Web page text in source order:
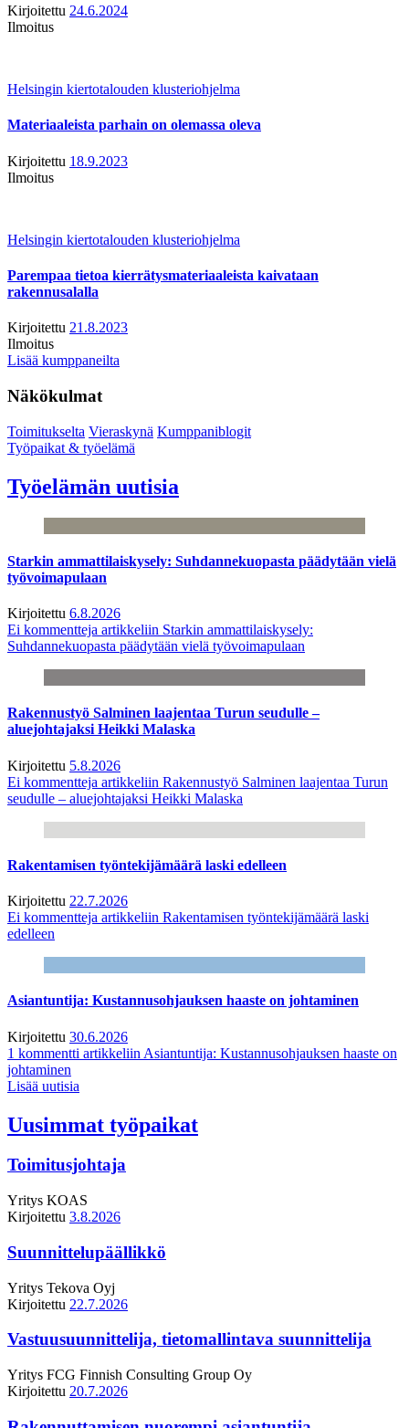
Kirjoitettu 24.6.2024
Ilmoitus
Helsingin kiertotalouden klusteriohjelma
Materiaaleista parhain on olemassa oleva
Kirjoitettu 18.9.2023
Ilmoitus
Helsingin kiertotalouden klusteriohjelma
Parempaa tietoa kierrätysmateriaaleista kaivataan
rakennusalalla
Kirjoitettu 21.8.2023
Ilmoitus
Lisää kumppaneilta
Näkökulmat
Toimitukselta Vieraskynä Kumppaniblogit
Työpaikat & työelämä
Työelämän uutisia
Starkin ammattilaiskysely: Suhdannekuopasta päädytään vielä
työvoimapulaan
Kirjoitettu 6.8.2026
Ei kommentteja artikkeliin Starkin ammattilaiskysely:
Suhdannekuopasta päädytään vielä työvoimapulaan
Rakennustyö Salminen laajentaa Turun seudulle –
aluejohtajaksi Heikki Malaska
Kirjoitettu 5.8.2026
Ei kommentteja artikkeliin Rakennustyö Salminen laajentaa Turun
seudulle – aluejohtajaksi Heikki Malaska
Rakentamisen työntekijämäärä laski edelleen
Kirjoitettu 22.7.2026
Ei kommentteja artikkeliin Rakentamisen työntekijämäärä laski
edelleen
Asiantuntija: Kustannusohjauksen haaste on johtaminen
Kirjoitettu 30.6.2026
1 kommentti artikkeliin Asiantuntija: Kustannusohjauksen haaste on
johtaminen
Lisää uutisia
Uusimmat työpaikat
Toimitusjohtaja
Yritys KOAS
Kirjoitettu 3.8.2026
Suunnittelupäällikkö
Yritys Tekova Oyj
Kirjoitettu 22.7.2026
Vastuusuunnittelija, tietomallintava suunnittelija
Yritys FCG Finnish Consulting Group Oy
Kirjoitettu 20.7.2026